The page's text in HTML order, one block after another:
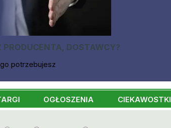
PRODUCENTA, DOSTAWCY?
potrzebujesz
OGŁOSZENIA CIEKAWOSTKI